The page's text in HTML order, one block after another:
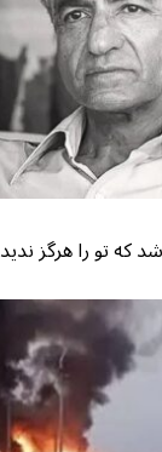
تو را هرگز ندید